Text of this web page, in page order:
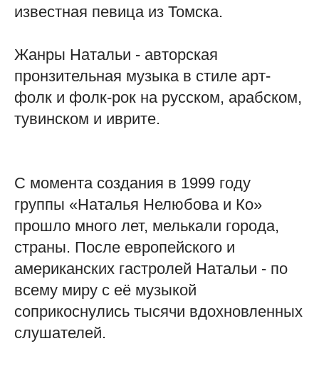
известная певица из Томска.
Жанры Натальи - авторская
пронзительная музыка в стиле арт-
фолк и фолк-рок на русском, арабском,
тувинском и иврите.
С момента создания в 1999 году
группы «Наталья Нелюбова и Ко»
прошло много лет, мелькали города,
страны. После европейского и
американских гастролей Натальи - по
всему миру с её музыкой
соприкоснулись тысячи вдохновленных
слушателей.